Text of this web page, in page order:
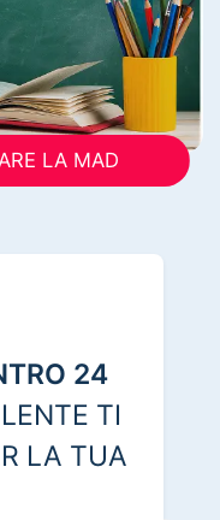
LA MAD
24
TI
LA TUA